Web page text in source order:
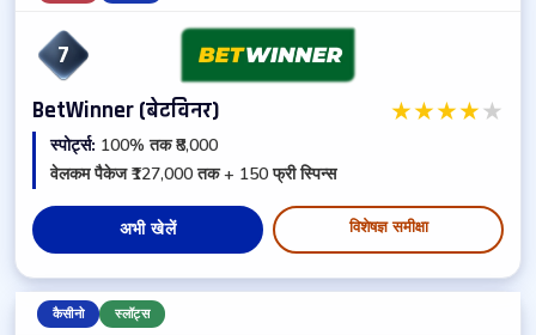
7
BetWinner (बेटविनर) ★★★★★
स्पोर्ट्स: 100% तक ₹8,000
वेलकम पैकेज ₹127,000 तक + 150 फ्री स्पिन्स
अभी खेलें विशेषज्ञ समीक्षा
कैसीनो स्लॉट्स